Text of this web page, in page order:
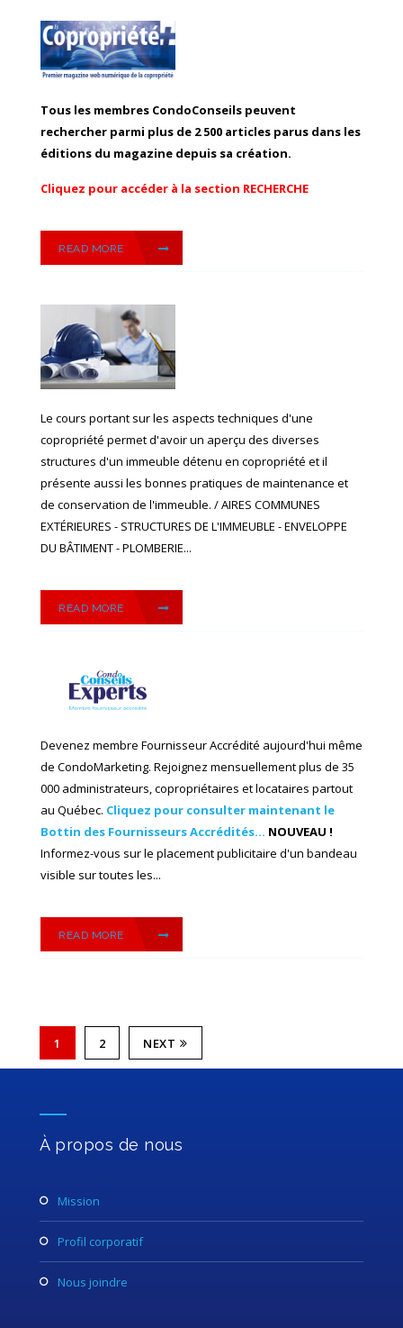
Tous les membres CondoConseils peuvent
rechercher parmi plus de 2 500 articles parus dans les
éditions du magazine depuis sa création.
Cliquez pour accéder à la section RECHERCHE
READ MORE
Le cours portant sur les aspects techniques d'une
copropriété permet d'avoir un aperçu des diverses
structures d'un immeuble détenu en copropriété et il
présente aussi les bonnes pratiques de maintenance et
de conservation de l'immeuble. / AIRES COMMUNES
EXTÉRIEURES - STRUCTURES DE L'IMMEUBLE - ENVELOPPE
DU BÂTIMENT - PLOMBERIE...
READ MORE
Devenez membre Fournisseur Accrédité aujourd'hui même
de CondoMarketing. Rejoignez mensuellement plus de 35
000 administrateurs, copropriétaires et locataires partout
au Québec. Cliquez pour consulter maintenant le
Bottin des Fournisseurs Accrédités... NOUVEAU !
Informez-vous sur le placement publicitaire d'un bandeau
visible sur toutes les...
READ MORE
1 2 NEXT
À propos de nous
mission
profil corporatif
nous joindre